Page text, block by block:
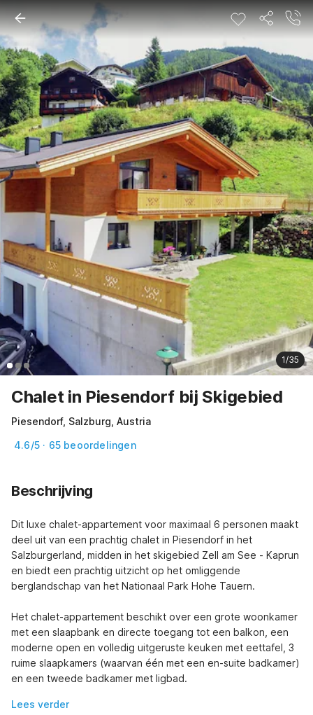
1/35
Chalet in Piesendorf bij Skigebied
Piesendorf, Salzburg, Austria
4.6/5 · 65 beoordelingen
Beschrijving
Dit luxe chalet-appartement voor maximaal 6 personen maakt
deel uit van een prachtig chalet in Piesendorf in het
Salzburgerland, midden in het skigebied Zell am See - Kaprun
en biedt een prachtig uitzicht op het omliggende
berglandschap van het Nationaal Park Hohe Tauern.
Het chalet-appartement beschikt over een grote woonkamer
met een slaapbank en directe toegang tot een balkon, een
moderne open en volledig uitgeruste keuken met eettafel, 3
ruime slaapkamers (waarvan één met een en-suite badkamer)
en een tweede badkamer met ligbad.
Lees verder